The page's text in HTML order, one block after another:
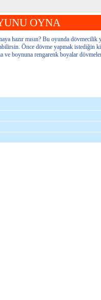
OYNA
hazır mısın? Bu oyunda
Önce dövme yapmak istediğin
ve boynuna rengarenk boyalar